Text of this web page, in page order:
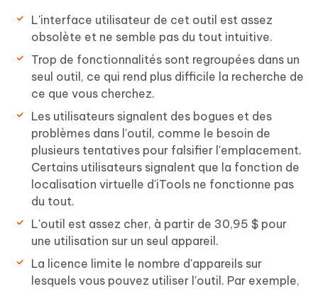
L'interface utilisateur de cet outil est assez
obsolète et ne semble pas du tout intuitive.
Trop de fonctionnalités sont regroupées dans un
seul outil, ce qui rend plus difficile la recherche de
ce que vous cherchez.
Les utilisateurs signalent des bogues et des
problèmes dans l'outil, comme le besoin de
plusieurs tentatives pour falsifier l'emplacement.
Certains utilisateurs signalent que la fonction de
localisation virtuelle d'iTools ne fonctionne pas
du tout.
L'outil est assez cher, à partir de 30,95 $ pour
une utilisation sur un seul appareil.
La licence limite le nombre d'appareils sur
lesquels vous pouvez utiliser l'outil. Par exemple,